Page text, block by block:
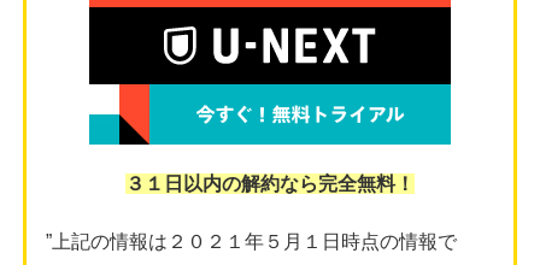
３１日以内の解約なら完全無料！
”上記の情報は２０２１年５月１日時点の情報で